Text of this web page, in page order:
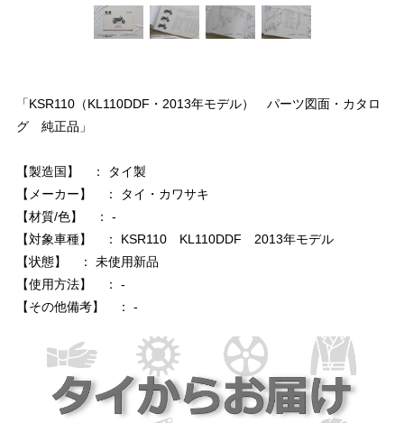
「KSR110（KL110DDF・2013年モデル） パーツ図面・カタロ
グ 純正品」
【製造国】 ： タイ製
【メーカー】 ： タイ・カワサキ
【材質/色】 ： -
【対象車種】 ： KSR110 KL110DDF 2013年モデル
【状態】 ： 未使用新品
【使用方法】 ： -
【その他備考】 ： -